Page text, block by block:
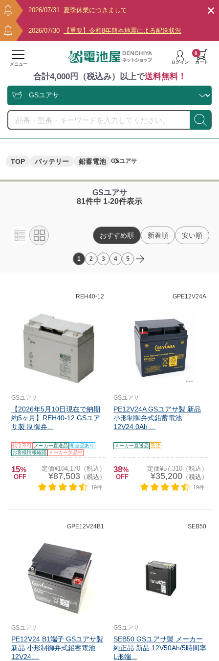
2026/07/31 夏季休業につきまして
2026/07/30 【重要】令和8年熊本地震による配送状況
メニュー ログイン カート
0
合計4,000円（税込み）以上で送料無料！
TOP バッテリー 鉛蓄電池 GSユアサ
GSユアサ
81件中 1-20件表示
1 2 3 4 5
おすすめ順 新着順 安い順
REH40-12
GSユアサ
【2026年5月10日現在で納期
約5ヶ月】REH40-12 GSユア
サ製 制御弁...
代引不可 メーカー直送品 相当品あり
お客様情報確認
メーカー欠品中
15%
OFF
定価¥104,170（税込）
¥87,503（税込）
19件
GPE12V24A
GSユアサ
PE12V24A GSユアサ製 新品
小形制御弁式鉛蓄電池
12V24.0Ah ...
メーカー直送品 受注
38%
OFF
定価¥57,310（税込）
¥35,200（税込）
19件
GPE12V24B1
GSユアサ
PE12V24 B1端子 GSユアサ製
新品 小形制御弁式鉛蓄電池
12V24....
SEB50
GSユアサ
SEB50 GSユアサ製 メーカー
純正品 新品 12V50Ah/5時間率
L形端...